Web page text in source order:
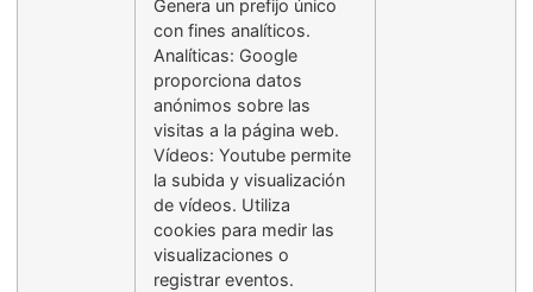
Genera un prefijo único
con fines analíticos.
Analíticas: Google
proporciona datos
anónimos sobre las
visitas a la página web.
Vídeos: Youtube permite
la subida y visualización
de vídeos. Utiliza
cookies para medir las
visualizaciones o
registrar eventos.